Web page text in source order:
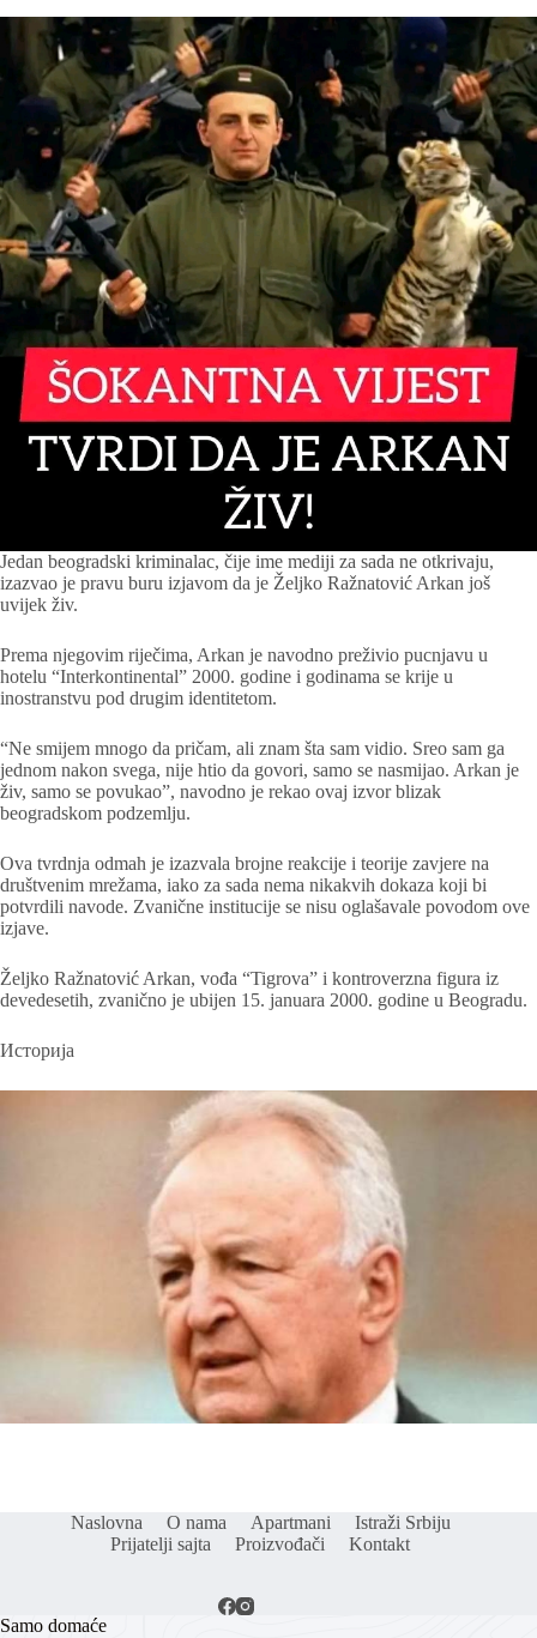
Jedan beogradski kriminalac, čije ime mediji za sada ne otkrivaju,
izazvao je pravu buru izjavom da je Željko Ražnatović Arkan još
uvijek živ.
Prema njegovim riječima, Arkan je navodno preživio pucnjavu u
hotelu “Interkontinental” 2000. godine i godinama se krije u
inostranstvu pod drugim identitetom.
“Ne smijem mnogo da pričam, ali znam šta sam vidio. Sreo sam ga
jednom nakon svega, nije htio da govori, samo se nasmijao. Arkan je
živ, samo se povukao”, navodno je rekao ovaj izvor blizak
beogradskom podzemlju.
Ova tvrdnja odmah je izazvala brojne reakcije i teorije zavjere na
društvenim mrežama, iako za sada nema nikakvih dokaza koji bi
potvrdili navode. Zvanične institucije se nisu oglašavale povodom ove
izjave.
Željko Ražnatović Arkan, vođa “Tigrova” i kontroverzna figura iz
devedesetih, zvanično je ubijen 15. januara 2000. godine u Beogradu.
Историја
Naslovna O nama Apartmani
Istraži Srbiju
Prijatelji sajta
Proizvođači Kontakt
Samo domaće